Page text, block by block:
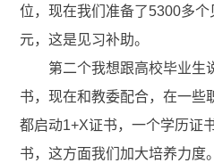
位，现在我们准备了5300多
元，这是见习补助。
第二个我想跟高校毕业生
书，现在和教委配合，在一些
都启动1+X证书，一个学历证
书，这方面我们加大培养力度